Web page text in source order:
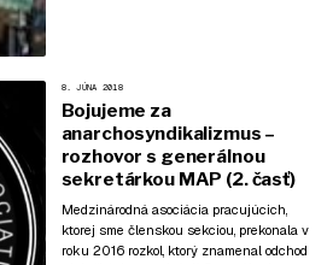
8. JÚNA 2018
Bojujeme za
anarchosyndikalizmus –
rozhovor s generálnou
sekretárkou MAP (2. časť)
Medzinárodná asociácia pracujúcich,
ktorej sme členskou sekciou, prekonala v
roku 2016 rozkol, ktorý znamenal odchod